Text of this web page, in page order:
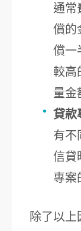
通常
償的
償一
較高
量金
貸款
有不
信貸
專案
除了以